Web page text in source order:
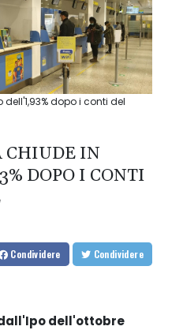
dopo i conti del
CHIUDE IN
DOPO I CONTI
Condividere Condividere
dell'ottobre